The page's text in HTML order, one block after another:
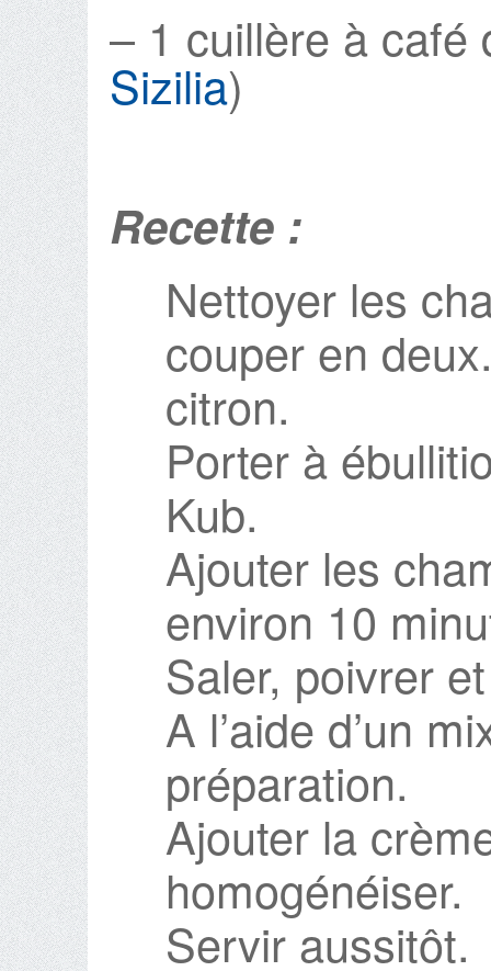
– 1 cuillère à café
Sizilia)
Recette :
Nettoyer les
couper en
citron.
Porter à
Kub.
Ajouter les
environ 10
Saler, poivrer
A l’aide d’un
préparation.
Ajouter la
homogénéiser.
Servir aussitôt.